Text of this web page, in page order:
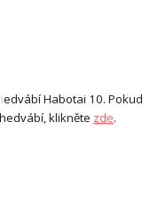
Habotai 10. Pokud
klikněte zde.